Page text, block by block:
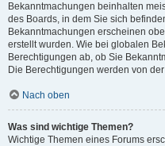
Bekanntmachungen beinhalten
des Boards, in dem Sie sich
Bekanntmachungen erscheinen
erstellt wurden. Wie bei globalen
Berechtigungen ab, ob Sie
Die Berechtigungen werden von
Nach oben
Was sind wichtige Themen?
Wichtige Themen eines Forums